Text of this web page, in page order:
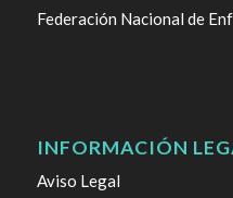
Federación Nacional de
INFORMACIÓN
Aviso Legal